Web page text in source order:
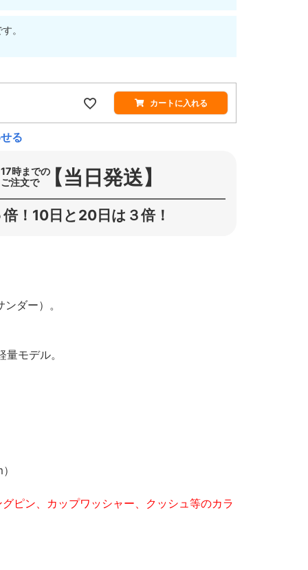
。
カートに入れる
る
17時までの
ご注文で 【当日発送】
！10日と20日は３倍！
ダー）。
モデル。
ピン、カップワッシャー、クッシュ等のカラ